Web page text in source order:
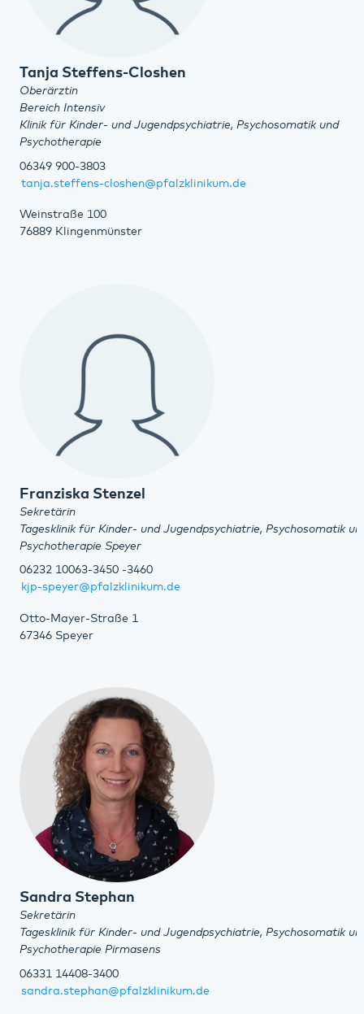
Tanja Steffens-Closhen
Oberärztin
Bereich Intensiv
Klinik für Kinder- und Jugendpsychiatrie, Psychosomatik und
Psychotherapie
06349 900-3803
tanja.steffens-closhen@pfalzklinikum.de
Weinstraße 100
76889 Klingenmünster
Franziska Stenzel
Sekretärin
Tagesklinik für Kinder- und Jugendpsychiatrie, Psychosomatik
Psychotherapie Speyer
06232 10063-3450 -3460
kjp-speyer@pfalzklinikum.de
Otto-Mayer-Straße 1
67346 Speyer
Sandra Stephan
Sekretärin
Tagesklinik für Kinder- und Jugendpsychiatrie, Psychosomatik
Psychotherapie Pirmasens
06331 14408-3400
sandra.stephan@pfalzklinikum.de